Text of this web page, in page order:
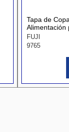
Tapa de
Alimentación
FUJI
9765